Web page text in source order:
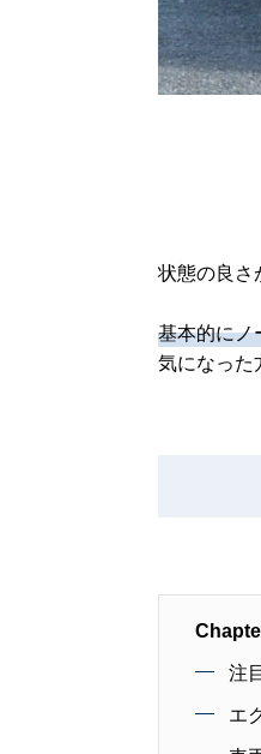
状態の良さ
基本的にノ
気になった
注
エ